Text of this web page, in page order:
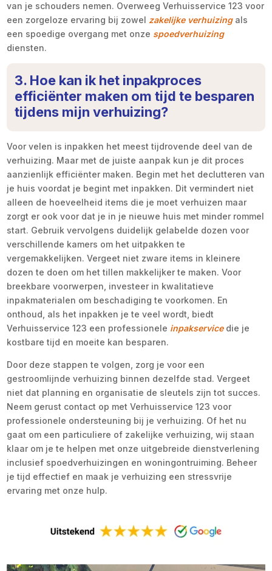
van je schouders nemen. Overweeg Verhuisservice 123 voor
een zorgeloze ervaring bij zowel zakelijke verhuizingals
een spoedige overgang met onze spoedverhuizing
diensten.
3. Hoe kan ik het inpakproces
efficiënter maken om tijd te besparen
tijdens mijn verhuizing?
Voor velen is inpakken het meest tijdrovende deel van de
verhuizing. Maar met de juiste aanpak kun je dit proces
aanzienlijk efficiënter maken. Begin met het declutteren van
je huis voordat je begint met inpakken. Dit vermindert niet
alleen de hoeveelheid items die je moet verhuizen maar
zorgt er ook voor dat je in je nieuwe huis met minder rommel
start. Gebruik vervolgens duidelijk gelabelde dozen voor
verschillende kamers om het uitpakken te
vergemakkelijken. Vergeet niet zware items in kleinere
dozen te doen om het tillen makkelijker te maken. Voor
breekbare voorwerpen, investeer in kwalitatieve
inpakmaterialen om beschadiging te voorkomen. En
onthoud, als het inpakken je te veel wordt, biedt
Verhuisservice 123 een professionele inpakservicedie je
kostbare tijd en moeite kan besparen.
Door deze stappen te volgen, zorg je voor een
gestroomlijnde verhuizing binnen dezelfde stad. Vergeet
niet dat planning en organisatie de sleutels zijn tot succes.
Neem gerust contact op met Verhuisservice 123 voor
professionele ondersteuning bij je verhuizing. Of het nu
gaat om een particuliere of zakelijke verhuizing, wij staan
klaar om je te helpen met onze uitgebreide dienstverlening
inclusief spoedverhuizingen en woningontruiming. Beheer
je tijd effectief en maak je verhuizing een stressvrije
ervaring met onze hulp.